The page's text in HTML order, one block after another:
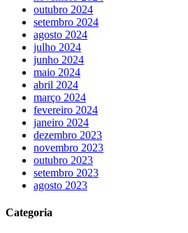
outubro 2024
setembro 2024
agosto 2024
julho 2024
junho 2024
maio 2024
abril 2024
março 2024
fevereiro 2024
janeiro 2024
dezembro 2023
novembro 2023
outubro 2023
setembro 2023
agosto 2023
Categoria